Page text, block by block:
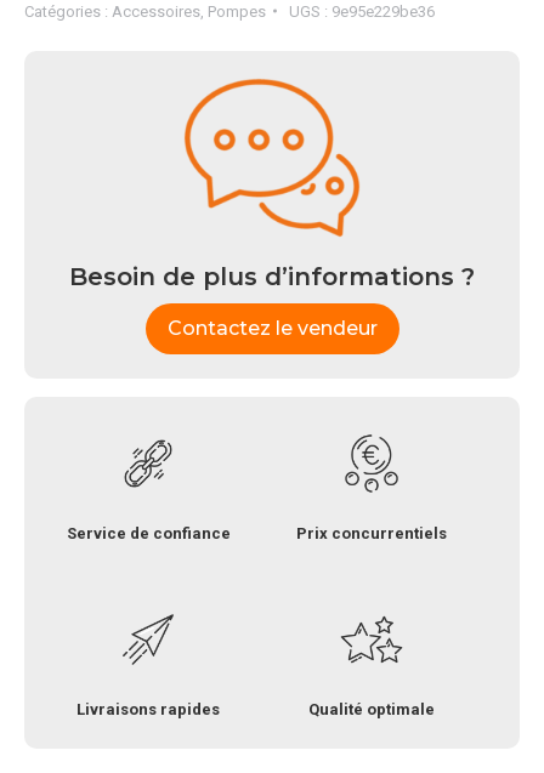
Catégories : Accessoires Pompes UGS : 9e95e229be36
Besoin de plus d’informations ?
Contactez le vendeur
Service de confiance Prix concurrentiels
Livraisons rapides Qualité optimale